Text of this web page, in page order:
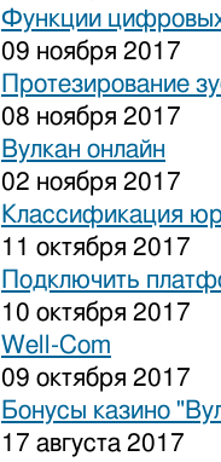
Функции
09 ноября 2017
Протезирование
08 ноября 2017
Вулкан онлайн
02 ноября 2017
Классификация
11 октября 2017
Подключить
10 октября 2017
Well-Com
09 октября 2017
Бонусы казино
17 августа 2017